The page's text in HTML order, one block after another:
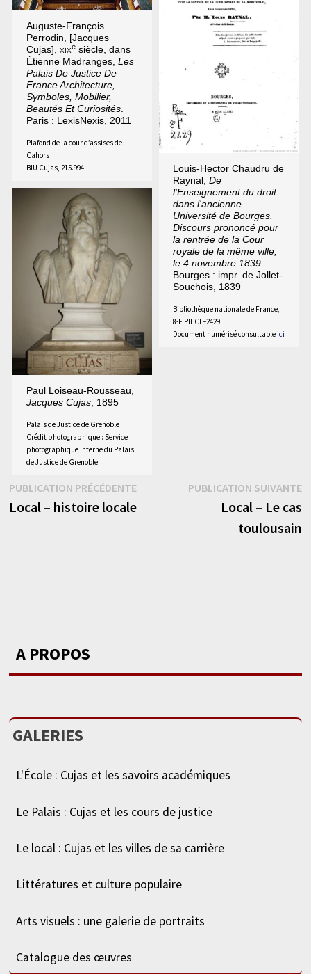
Auguste-François
Perrodin, [Jacques
Cujas], xixesiècle, dans
Étienne Madranges, Les
Palais De Justice De
France Architecture,
Symboles, Mobilier,
Beautés Et Curiosités.
Paris : LexisNexis, 2011
Plafond de la cour d’assises de
Cahors
BIU Cujas, 215.994
Paul Loiseau-Rousseau,
Jacques Cujas, 1895
Palais de Justice de Grenoble
Crédit photographique : Service
photographique interne du Palais
de Justice de Grenoble
Louis-Hector Chaudru de
Raynal, De
l'Enseignement du droit
dans l'ancienne
Université de Bourges.
Discours prononcé pour
la rentrée de la Cour
royale de la même ville,
le 4 novembre 1839.
Bourges : impr. de Jollet-
Souchois, 1839
Bibliothèque nationale de France,
8-F PIECE‑2429
Document numérisé consultable ici
Navigation
de
PUBLICATION PRÉCÉDENTEPublication
précédente :
Local – histoire locale
PUBLICATION SUIVANTE
Local – Le cas
toulousain
A PROPOS
GALERIES
L'École : Cujas et les savoirs académiques
Le Palais : Cujas et les cours de justice
Le local : Cujas et les villes de sa carrière
Littératures et culture populaire
Arts visuels : une galerie de portraits
Catalogue des œuvres